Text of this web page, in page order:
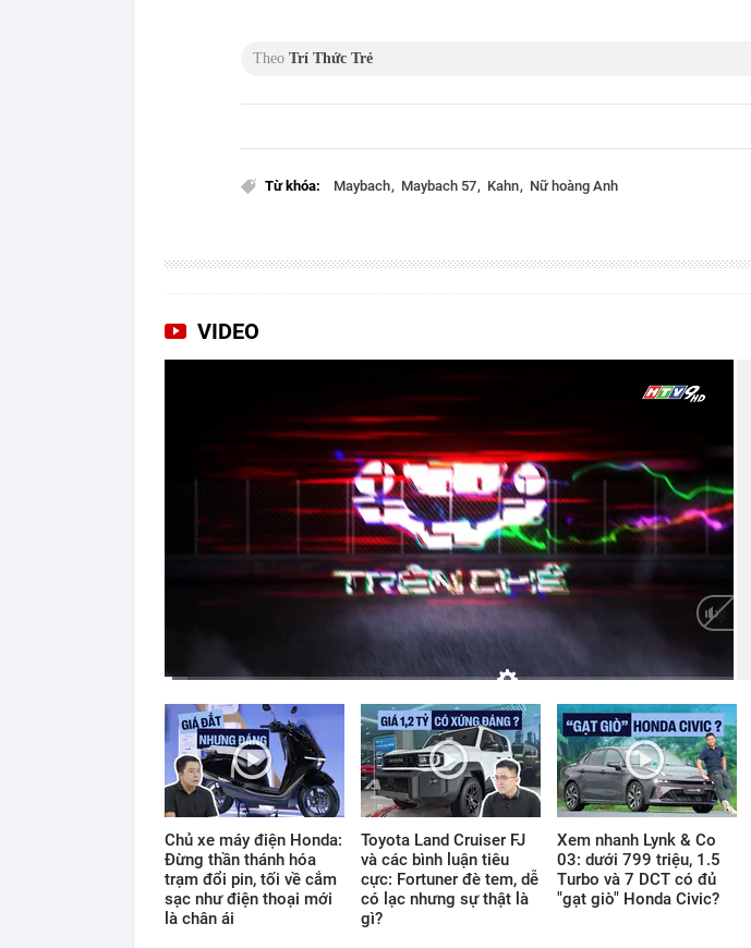
Theo Trí Thức Trẻ
Từ khóa: Maybach Maybach 57 Kahn Nữ hoàng Anh
VIDEO
CurrentDuration
Chủ xe máy điện Honda:
Đừng thần thánh hóa
trạm đổi pin, tối về cắm
sạc như điện thoại mới
là chân ái
Toyota Land Cruiser FJ
và các bình luận tiêu
cực: Fortuner đè tem, dễ
có lạc nhưng sự thật là
gì?
Xem nhanh Lynk & Co
03: dưới 799 triệu, 1.5
Turbo và 7 DCT có đủ
"gạt giò" Honda Civic?